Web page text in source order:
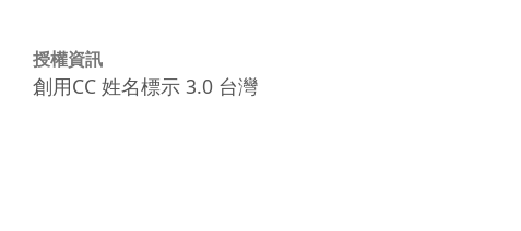
授權資訊
創用CC 姓名標示 3.0 台灣